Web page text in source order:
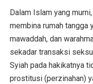
Dalam Islam yang
membina rumah tangga
mawaddah, dan
sekadar transaksi
Syiah pada hakikatnya
prostitusi (perzinahan)